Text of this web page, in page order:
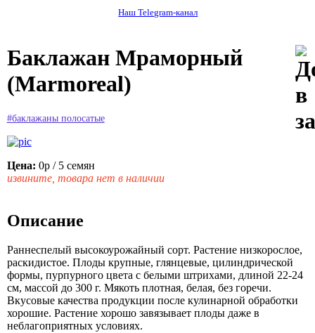
Наш Telegram-канал
Баклажан Мраморный
(Marmoreal)
#баклажаны полосатые
Цена: 0р / 5 семян
извините, товара нет в наличии
Описание
Раннеспелый высокоурожайный сорт. Растение низкорослое,
раскидистое. Плоды крупные, глянцевые, цилиндрической
формы, пурпурного цвета с белыми штрихами, длиной 22-24
см, массой до 300 г. Мякоть плотная, белая, без горечи.
Вкусовые качества продукции после кулинарной обработки
хорошие. Растение хорошо завязывает плоды даже в
неблагоприятных условиях.